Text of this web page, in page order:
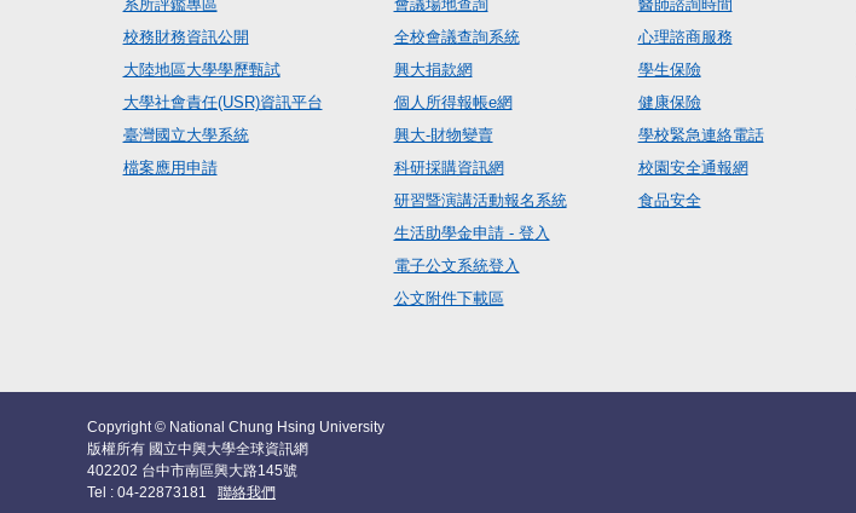
系所評鑑專區
校務財務資訊公開
大陸地區大學學歷甄試
大學社會責任(USR)資訊平台
臺灣國立大學系統
檔案應用申請
會議場地查詢
全校會議查詢系統
興大捐款網
個人所得報帳e網
興大-財物變賣
科研採購資訊網
研習暨演講活動報名系統
生活助學金申請 - 登入
電子公文系統登入
公文附件下載區
醫師諮詢時間
心理諮商服務
學生保險
健康保險
學校緊急連絡電話
校園安全通報網
食品安全
Copyright © National Chung Hsing University
版權所有 國立中興大學全球資訊網
402202 台中市南區興大路145號
Tel : 04-22873181 聯絡我們